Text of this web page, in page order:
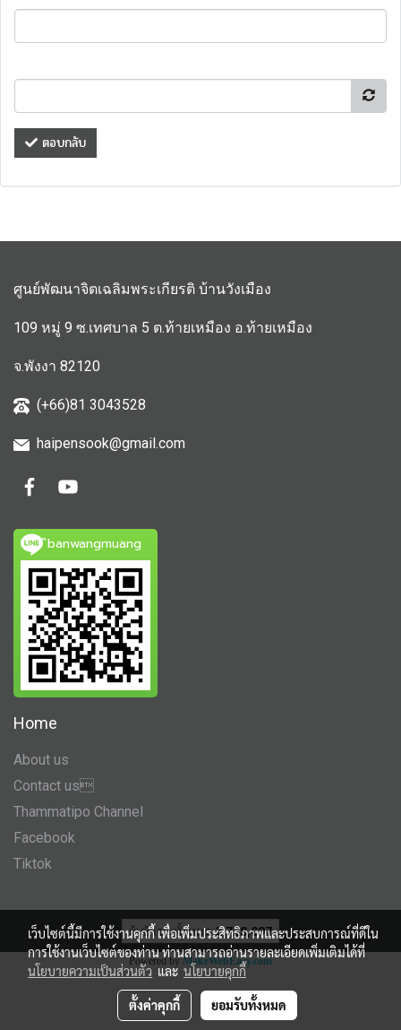
ตอบกลับ
ศูนย์พัฒนาจิตเฉลิมพระเกียรติ บ้านวังเมือง
109 หมู่ 9 ซ.เทศบาล 5 ต.ท้ายเหมือง อ.ท้ายเหมือง
จ.พังงา 82120
(+66)81 3043528
haipensook@gmail.com
ิbanwangmuang
Home
About us
Contact us
Thammatipo Channel
Facebook
Tiktok
ผู้เข้าชมทั้งหมด 2,728,097
Powered byMakeWebEasy.com
เว็บไซต์นี้มีการใช้งานคุกกี้ เพื่อเพิ่มประสิทธิภาพและประสบการณ์ที่ดีใน
การใช้งานเว็บไซต์ของท่าน ท่านสามารถอ่านรายละเอียดเพิ่มเติมได้ที่
นโยบายความเป็นส่วนตัว และ นโยบายคุกกี้
ตั้งค่าคุกกี้ ยอมรับทั้งหมด